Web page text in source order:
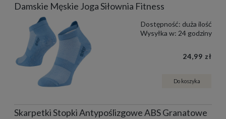
Damskie Męskie Joga Siłownia Fitness
Dostępność: duża ilość
Wysyłka w: 24 godziny
24,99 zł
Do koszyka
Skarpetki Stopki Antypoślizgowe ABS Granatowe